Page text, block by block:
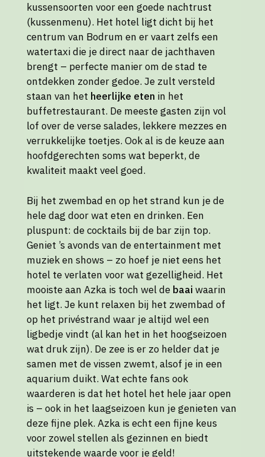
kussensoorten voor een goede nachtrust
(kussenmenu). Het hotel ligt dicht bij het
centrum van Bodrum en er vaart zelfs een
watertaxi die je direct naar de jachthaven
brengt – perfecte manier om de stad te
ontdekken zonder gedoe. Je zult versteld
staan van het heerlijke eten in het
buffetrestaurant. De meeste gasten zijn vol
lof over de verse salades, lekkere mezzes en
verrukkelijke toetjes. Ook al is de keuze aan
hoofdgerechten soms wat beperkt, de
kwaliteit maakt veel goed.
Bij het zwembad en op het strand kun je de
hele dag door wat eten en drinken. Een
pluspunt: de cocktails bij de bar zijn top.
Geniet ’s avonds van de entertainment met
muziek en shows – zo hoef je niet eens het
hotel te verlaten voor wat gezelligheid. Het
mooiste aan Azka is toch wel de baai waarin
het ligt. Je kunt relaxen bij het zwembad of
op het privéstrand waar je altijd wel een
ligbedje vindt (al kan het in het hoogseizoen
wat druk zijn). De zee is er zo helder dat je
samen met de vissen zwemt, alsof je in een
aquarium duikt. Wat echte fans ook
waarderen is dat het hotel het hele jaar open
is – ook in het laagseizoen kun je genieten van
deze fijne plek. Azka is echt een fijne keus
voor zowel stellen als gezinnen en biedt
uitstekende waarde voor je geld!